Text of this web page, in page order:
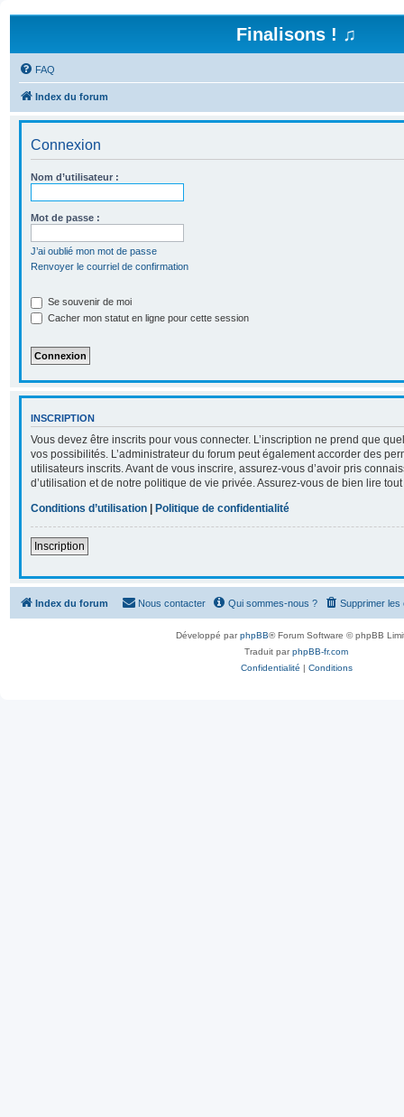
Finalisons ! ♫
FAQ
Index du forum
Connexion
Nom d’utilisateur :
Mot de passe :
J’ai oublié mon mot de passe
Renvoyer le courriel de confirmation
Se souvenir de moi
Cacher mon statut en ligne pour cette session
INSCRIPTION
Vous devez être inscrits pour vous connecter. L’inscription ne prend que
vos possibilités. L’administrateur du forum peut également accorder des
utilisateurs inscrits. Avant de vous inscrire, assurez-vous d’avoir pris
d’utilisation et de notre politique de vie privée. Assurez-vous de bien lire
Conditions d’utilisation | Politique de confidentialité
Inscription
Index du forum Supprimer les
Qui sommes-nous ?
Nous contacter
Développé parphpBB® Forum Software © phpBB
Traduit parphpBB-fr.com
Confidentialité | Conditions